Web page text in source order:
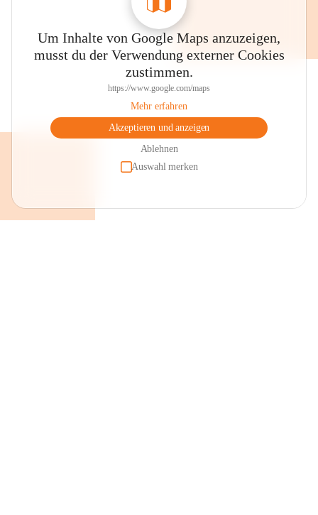
Um Inhalte von Google Maps anzuzeigen,
musst du der Verwendung externer Cookies
zustimmen.
https://www.google.com/maps
Mehr erfahren
Akzeptieren und anzeigen
Ablehnen
Auswahl merken